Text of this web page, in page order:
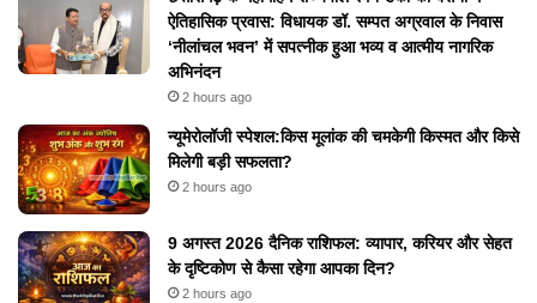
ऐतिहासिक प्रवास: विधायक डॉ. सम्पत अग्रवाल के निवास
‘नीलांचल भवन’ में सपत्नीक हुआ भव्य व आत्मीय नागरिक
अभिनंदन
2 hours ago
न्यूमेरोलॉजी स्पेशल:किस मूलांक की चमकेगी किस्मत और किसे
मिलेगी बड़ी सफलता?
2 hours ago
9 अगस्त 2026 दैनिक राशिफल: व्यापार, करियर और सेहत
के दृष्टिकोण से कैसा रहेगा आपका दिन?
2 hours ago